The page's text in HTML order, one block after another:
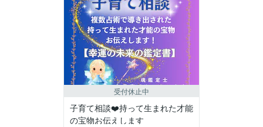
受付休止中
子育て相談❤️持って生まれた才能
の宝物お伝えします